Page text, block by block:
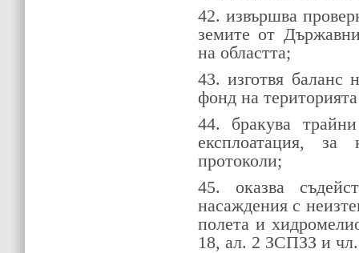
42. извършва
земите от
на областта;
43. изготвя баланс
фонд на
44. бракува
експлоатация, за
протоколи;
45. оказва
насаждения с
полета и
18, ал. 2 ЗСПЗЗ и